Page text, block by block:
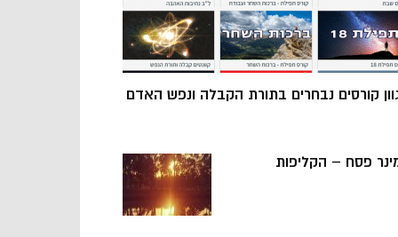
קורסים נבחרים בתורת הקבלה ונפש האדם
פסח – הקליפות